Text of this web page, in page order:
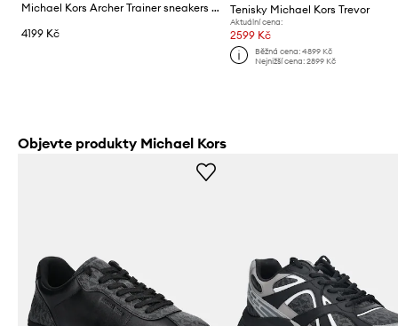
Michael Kors Archer Trainer sneakers boty pánské semišové
4199 Kč
Tenisky Michael Kors Trevor
Aktuální cena:
2599 Kč
Běžná cena: 4899 Kč
Nejnižší cena: 2899 Kč
Objevte produkty Michael Kors